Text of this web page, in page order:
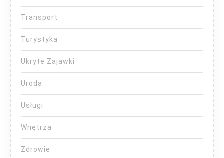
Transport
Turystyka
Ukryte Zajawki
Uroda
Usługi
Wnętrza
Zdrowie